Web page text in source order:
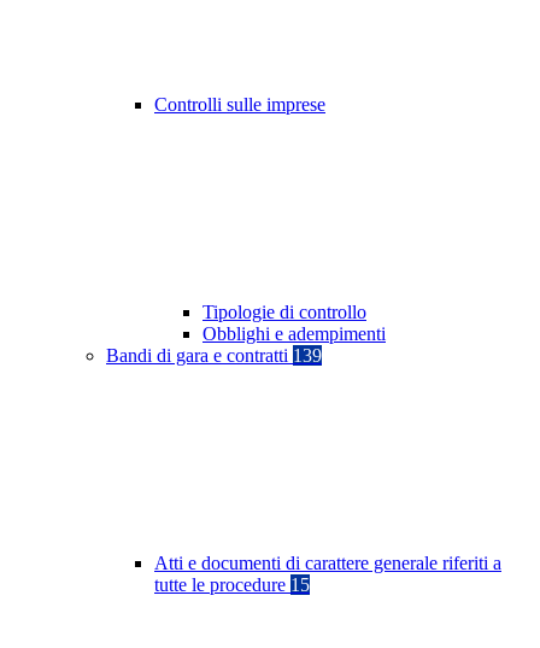
Controlli sulle imprese
Tipologie di controllo
Obblighi e adempimenti
Bandi di gara e contratti 139
Atti e documenti di carattere generale riferiti a
tutte le procedure 15